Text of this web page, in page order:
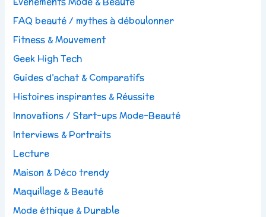
FAQ beauté / mythes à déboulonner
Fitness & Mouvement
Geek High Tech
Guides d’achat & Comparatifs
Histoires inspirantes & Réussite
Innovations / Start-ups Mode-Beauté
Interviews & Portraits
Lecture
Maison & Déco trendy
Maquillage & Beauté
Mode éthique & Durable